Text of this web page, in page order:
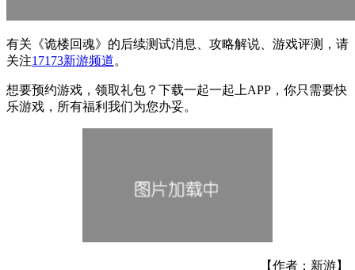
有关 《诡楼回魂》 的后续测试消息、攻略解说、游戏评测，请
关注17173新游频道。
想要预约游戏，领取礼包？下载一起一起上APP，你只需要快
乐游戏，所有福利我们为您办妥。
【作者：新游】